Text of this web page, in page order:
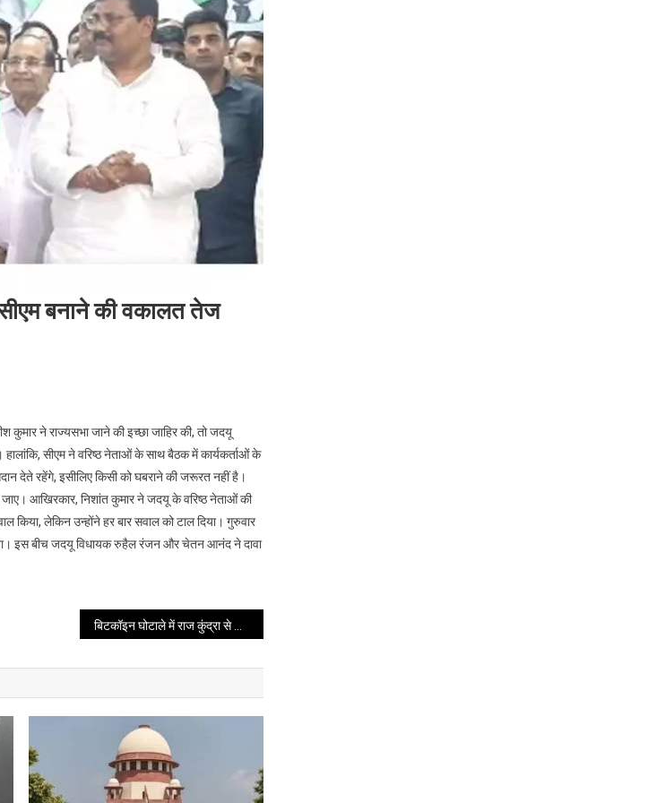
बनाने की वकालत तेज
कुमार ने राज्यसभा जाने की इच्छा जाहिर की, तो जदयू
हालांकि, सीएम ने वरिष्ठ नेताओं के साथ बैठक में कार्यकर्ताओं के
देते रहेंगे, इसीलिए किसी को घबराने की जरूरत नहीं है।
जाए। आखिरकार, निशांत कुमार ने जदयू के वरिष्ठ नेताओं की
किया, लेकिन उन्होंने हर बार सवाल को टाल दिया। गुरुवार
इस बीच जदयू विधायक रुहैल रंजन और चेतन आनंद ने दावा